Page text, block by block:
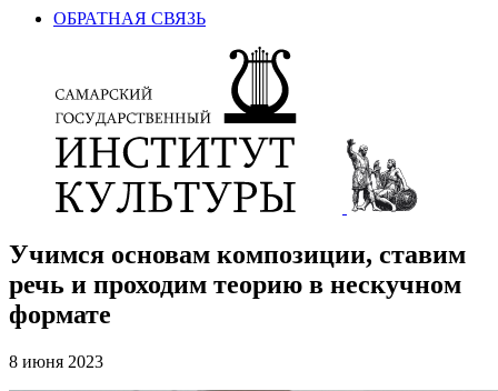
ОБРАТНАЯ СВЯЗЬ
Учимся основам композиции, ставим
речь и проходим теорию в нескучном
формате
8 июня 2023